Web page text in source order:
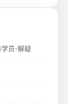
学员-解疑